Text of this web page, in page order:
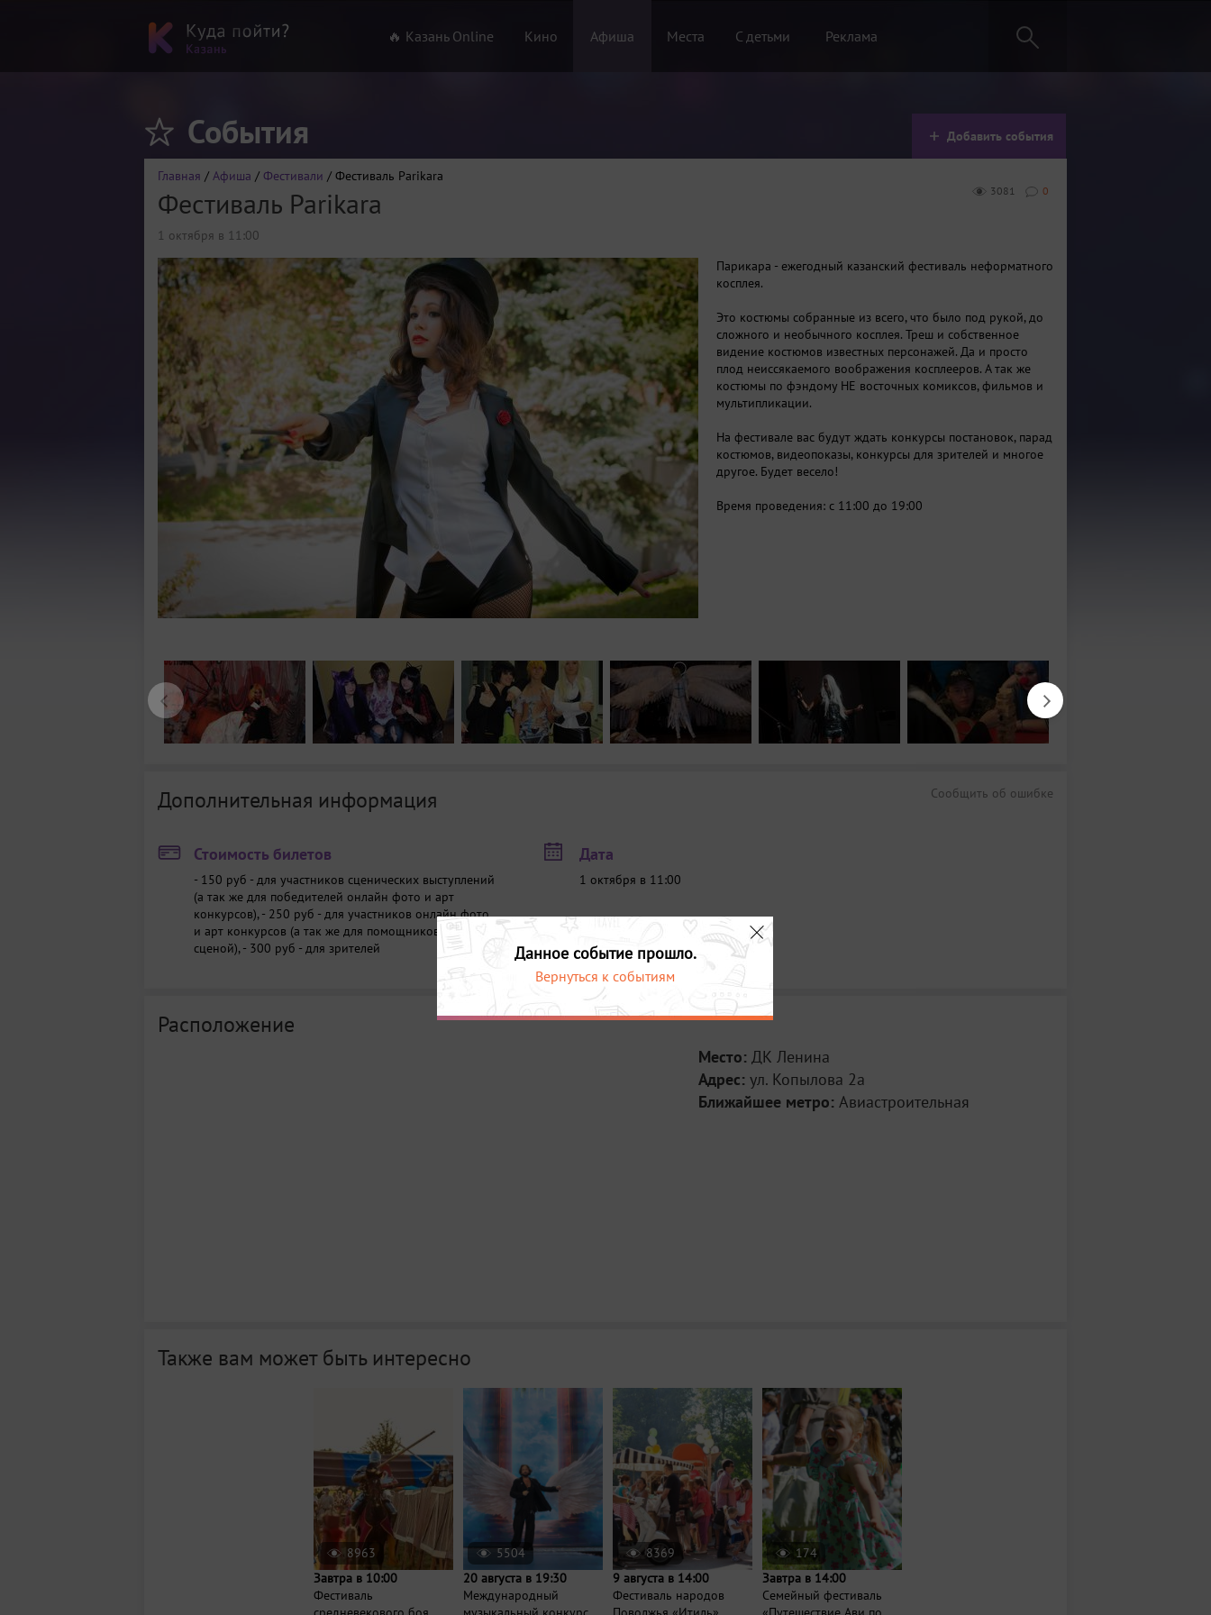
🔥 Казань Online Кино Афиша Места С детьми Реклама
События Добавить события
Главная / Афиша / Фестивали / Фестиваль Parikara
0
3081
Фестиваль Parikara
1 октября в 11:00
Парикара - ежегодный казанский фестиваль неформатного
косплея.
Это костюмы собранные из всего, что было под рукой, до
сложного и необычного косплея. Треш и собственное
видение костюмов известных персонажей. Да и просто
плод неиссякаемого воображения косплееров. А так же
костюмы по фэндому НЕ восточных комиксов, фильмов и
мультипликации.
На фестивале вас будут ждать конкурсы постановок, парад
костюмов, видеопоказы, конкурсы для зрителей и многое
другое. Будет весело!
Время проведения: с 11:00 до 19:00
Сообщить об ошибке
Дополнительная информация
Стоимость билетов
- 150 руб - для участников сценических выступлений
(а так же для победителей онлайн фото и арт
конкурсов),- 250 руб - для участников онлайн фото
и арт конкурсов (а так же для помощников за
сценой),- 300 руб - для зрителей
Дата
1 октября в 11:00
Расположение
Место: ДК Ленина
Адрес: ул. Копылова 2а
Ближайшее метро: Авиастроительная
Также вам может быть интересно
8963
Завтра в 10:00
Фестиваль
5504
20 августа в 19:30
Международный
8369
9 августа в 14:00
Фестиваль народов
174
Завтра в 14:00
Семейный фестиваль
Данное событие прошло.
Вернуться к событиям